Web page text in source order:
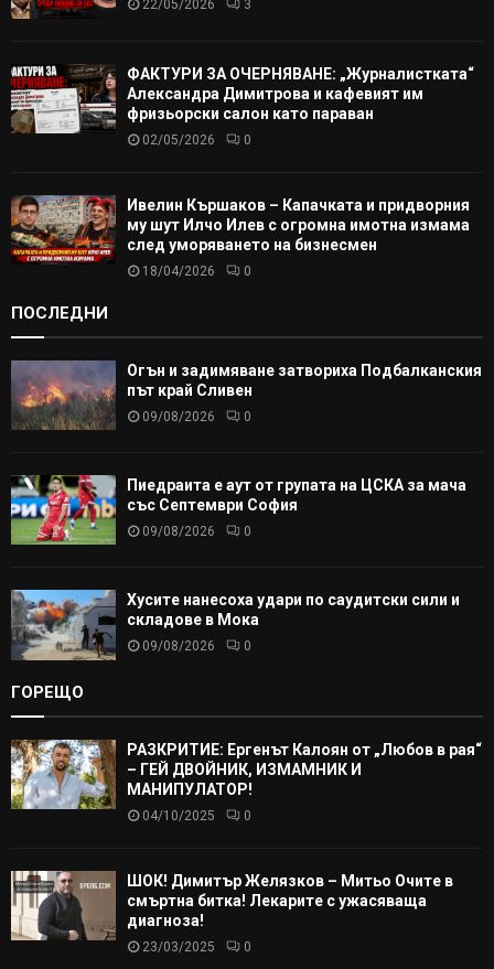
22/05/2026 3
ФАКТУРИ ЗА ОЧЕРНЯВАНЕ: „Журналистката“
Александра Димитрова и кафевият им
фризьорски салон като параван
02/05/2026 0
Ивелин Кършаков – Капачката и придворния
му шут Илчо Илев с огромна имотна измама
след уморяването на бизнесмен
18/04/2026 0
ПОСЛЕДНИ
Огън и задимяване затвориха Подбалканския
път край Сливен
09/08/2026 0
Пиедраита е аут от групата на ЦСКА за мача
със Септември София
09/08/2026 0
Хусите нанесоха удари по саудитски сили и
складове в Мока
09/08/2026 0
ГОРЕЩО
РАЗКРИТИЕ: Ергенът Калоян от „Любов в рая“
– ГЕЙ ДВОЙНИК, ИЗМАМНИК И
МАНИПУЛАТОР!
04/10/2025 0
ШОК! Димитър Желязков – Митьо Очите в
смъртна битка! Лекарите с ужасяваща
диагноза!
23/03/2025 0